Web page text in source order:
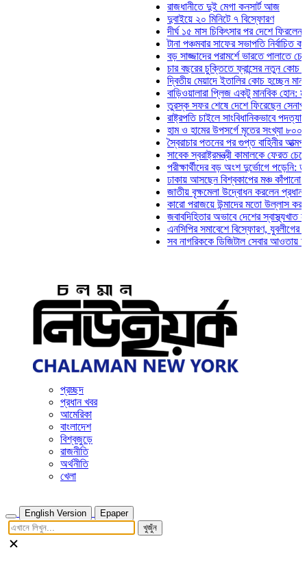
রাজধানীতে দুই মেগা কনসার্ট আজ
দুবাইয়ে ২০ মিনিটে ৭ বিস্ফোরণ
দীর্ঘ ১৫ মাস চিকিৎসার পর দেশে ফিরলেন ইলিয়াস
টানা পঞ্চমবার সাফের সভাপতি নির্বাচিত কাজী
বড় সাজ্জাদের পরামর্শে ভারতে পালাতে
চার বছরের চুক্তিতে ফ্রান্সের নতুন কোচ জিদান
দ্বিতীয় মেয়াদে ইতালির কোচ হচ্ছেন মানচিনি
বাড়িওয়ালারা প্লিজ একটু মানবিক হোন: মনিরা মিঠু
তুরস্ক সফর শেষে দেশে ফিরেছেন সেনাপ্রধান
রাষ্ট্রপতি চাইলে সাংবিধানিকভাবে পদত্যাগ করতে
হাম ও হামের উপসর্গে মৃতের সংখ্যা ৮০০ ছাড়াল
স্বৈরাচার পতনের পর গুপ্ত বাহিনীর আত্মপ্রকাশ:
সাবেক স্বরাষ্ট্রমন্ত্রী কামালকে ফেরত চেয়ে
পরীক্ষার্থীদের বড় অংশ দুর্ভোগে পড়েনি: ড.
ঢাকায় আসছেন বিশ্বকাপের মঞ্চ কাঁপানো সেই
জাতীয় বৃক্ষমেলা উদ্বোধন করলেন প্রধানমন্ত্রী
কারো পরাজয়ে উন্মাদের মতো উল্লাস করতে হয়
জবাবদিহিতার অভাবে দেশের স্বাস্থ্যখাত নানা
এনসিপির সমাবেশে বিস্ফোরণ, যুবলীগের দুই
সব নাগরিককে ডিজিটাল সেবার আওতায় আনতে
প্রচ্ছদ
প্রধান খবর
আমেরিকা
বাংলাদেশ
বিশ্বজুড়ে
রাজনীতি
অর্থনীতি
খেলা
English Version
Epaper
খুজুঁন